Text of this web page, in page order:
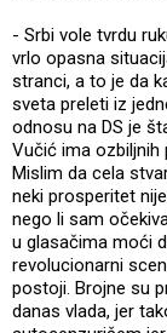
- Srbi vole tvrdu
vrlo opasna
stranci, a to je da
sveta preleti iz
odnosu na DS je
Vučić ima ozbiljnih
Mislim da cela
neki prosperitet
nego li sam
u glasačima moći
revolucionarni
postoji. Brojne su
danas vlada, jer